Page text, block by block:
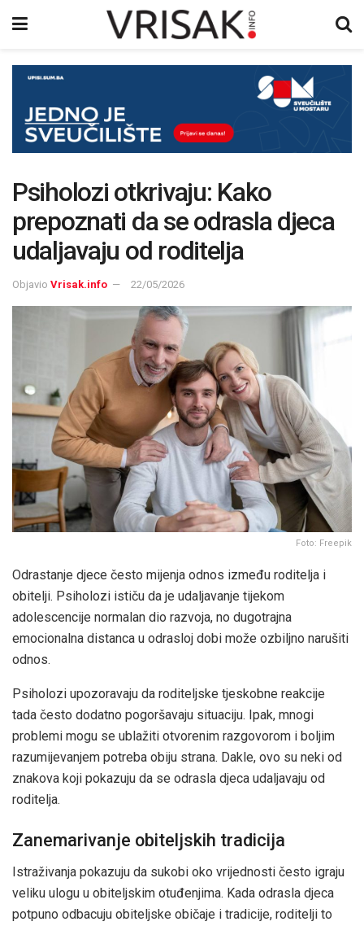
Psiholozi otkrivaju: Kako
prepoznati da se odrasla djeca
udaljavaju od roditelja
Objavio Vrisak.info 22/05/2026
Foto: Freepik
Odrastanje djece često mijenja odnos između roditelja i
obitelji. Psiholozi ističu da je udaljavanje tijekom
adolescencije normalan dio razvoja, no dugotrajna
emocionalna distanca u odrasloj dobi može ozbiljno narušiti
odnos.
Psiholozi upozoravaju da roditeljske tjeskobne reakcije
tada često dodatno pogoršavaju situaciju. Ipak, mnogi
problemi mogu se ublažiti otvorenim razgovorom i boljim
razumijevanjem potreba obiju strana. Dakle, ovo su neki od
znakova koji pokazuju da se odrasla djeca udaljavaju od
roditelja.
Zanemarivanje obiteljskih tradicija
Istraživanja pokazuju da sukobi oko vrijednosti često igraju
veliku ulogu u obiteljskim otuđenjima. Kada odrasla djeca
potpuno odbacuju obiteljske običaje i tradicije, roditelji to